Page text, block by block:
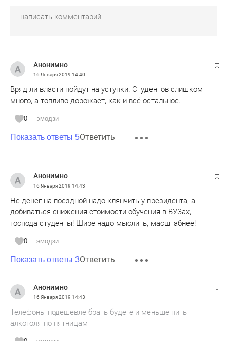
Анонимно
16 Января 2019 14:40
Вряд ли власти пойдут на уступки. Студентов слишком
много, а топливо дорожает, как и всё остальное.
0 эмодзи
Показать ответы 5Ответить
Анонимно
16 Января 2019 14:43
Не денег на поездной надо клянчить у президента, а
добиваться снижения стоимости обучения в ВУЗах,
господа студенты! Шире надо мыслить, масштабнее!
0 эмодзи
Показать ответы 3Ответить
Анонимно
16 Января 2019 14:43
Телефоны подешевле брать будете и меньше пить
алкоголя по пятницам